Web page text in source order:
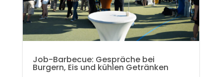
Job-Barbecue: Gespräche bei
Burgern, Eis und kühlen Getränken